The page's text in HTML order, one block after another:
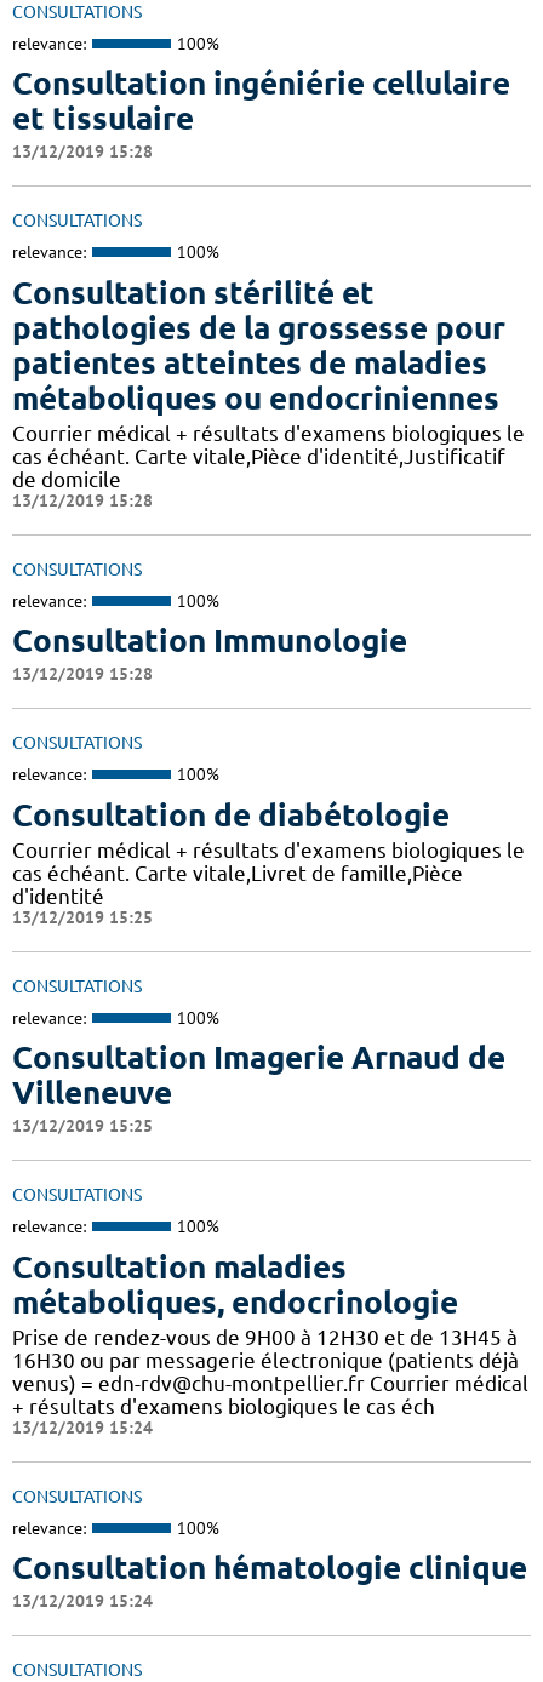
CONSULTATIONS
relevance: 100%
Consultation ingéniérie cellulaire
et tissulaire
13/12/2019 15:28
CONSULTATIONS
relevance: 100%
Consultation stérilité et
pathologies de la grossesse pour
patientes atteintes de maladies
métaboliques ou endocriniennes
Courrier médical + résultats d'examens biologiques le
cas échéant. Carte vitale,Pièce d'identité,Justificatif
de domicile
13/12/2019 15:28
CONSULTATIONS
relevance: 100%
Consultation Immunologie
13/12/2019 15:28
CONSULTATIONS
relevance: 100%
Consultation de diabétologie
Courrier médical + résultats d'examens biologiques le
cas échéant. Carte vitale,Livret de famille,Pièce
d'identité
13/12/2019 15:25
CONSULTATIONS
relevance: 100%
Consultation Imagerie Arnaud de
Villeneuve
13/12/2019 15:25
CONSULTATIONS
relevance: 100%
Consultation maladies
métaboliques, endocrinologie
Prise de rendez-vous de 9H00 à 12H30 et de 13H45 à
16H30 ou par messagerie électronique (patients déjà
venus) = edn-rdv@chu-montpellier.fr Courrier médical
+ résultats d'examens biologiques le cas éch
13/12/2019 15:24
CONSULTATIONS
relevance: 100%
Consultation hématologie clinique
13/12/2019 15:24
CONSULTATIONS